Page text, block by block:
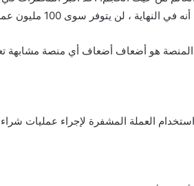
هو أضعاف أضعاف أي منصة مشابهة